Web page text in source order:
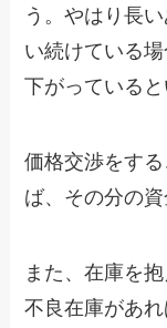
う。やはり長
い続けている
下がっていると
価格交渉をす
ば、その分の
また、在庫を
不良在庫があ